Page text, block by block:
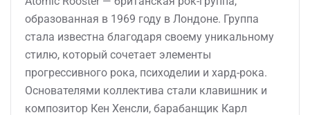
образованная в 1969 году в Лондоне. Группа
стала известна благодаря своему уникальному
стилю, который сочетает элементы
прогрессивного рока, психоделии и хард-рока.
Основателями коллектива стали клавишник и
композитор Кен Хенсли, барабанщик Карл